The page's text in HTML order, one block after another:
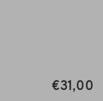
€31,00